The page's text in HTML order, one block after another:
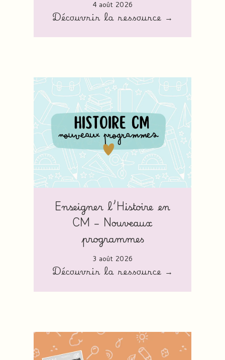
4 août 2026
Découvrir la ressource →
Enseigner l’Histoire en
CM – Nouveaux
programmes
3 août 2026
Découvrir la ressource →